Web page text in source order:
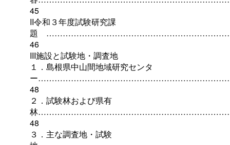
45
II令和３年度試験研究課
題
46
III施設と試験地・調査地
１．島根県中山間地域研究センタ
ー
48
２．試験林および県有
林
48
３．主な調査地・試験